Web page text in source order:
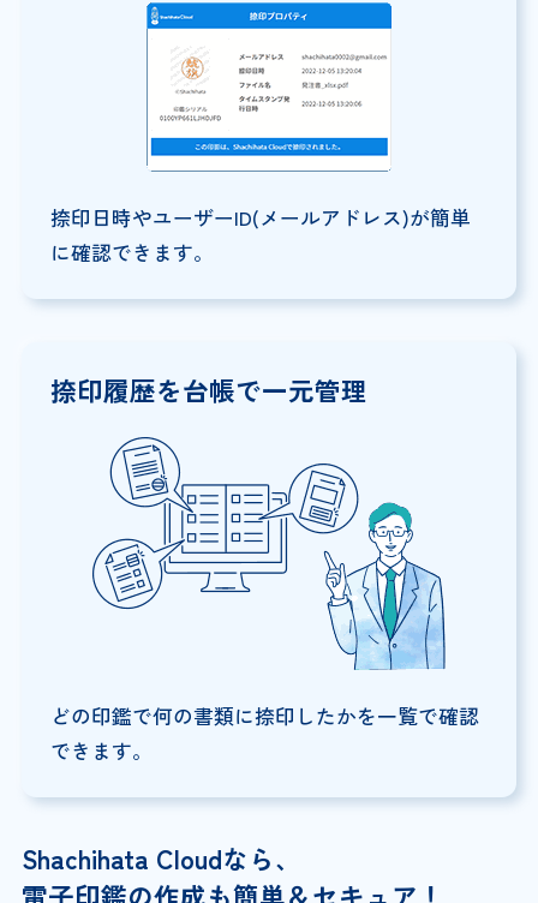
捺印日時やユーザーID(メールアドレス)が簡単
に確認できます。
捺印履歴を台帳で一元管理
どの印鑑で何の書類に捺印したかを一覧で確認
できます。
Shachihata Cloudなら、